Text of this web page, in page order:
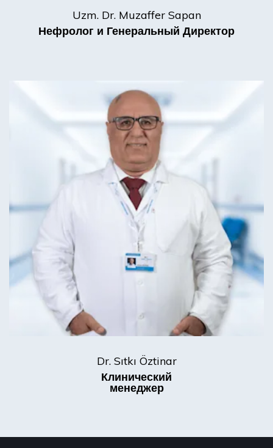
Uzm. Dr. Muzaffer Sapan
Нефролог и Генеральный Директор
Dr. Sıtkı Öztinar
Клинический
менеджер